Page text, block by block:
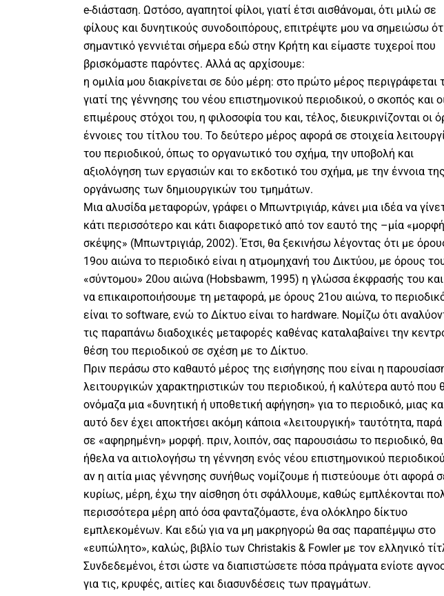
e-διάσταση. Ωστόσο, αγαπητοί φίλοι, γιατί έτσι αισθάνομαι, ότι μιλώ σε
φίλους και δυνητικούς συνοδοιπόρους, επιτρέψτε μου να σημειώσω
σημαντικό γεννιέται σήμερα εδώ στην Κρήτη και είμαστε τυχεροί που
βρισκόμαστε παρόντες. Αλλά ας αρχίσουμε:
η ομιλία μου διακρίνεται σε δύο μέρη: στο πρώτο μέρος περιγράφεται
γιατί της γέννησης του νέου επιστημονικού περιοδικού, ο σκοπός και
επιμέρους στόχοι του, η φιλοσοφία του και, τέλος, διευκρινίζονται οι
έννοιες του τίτλου του. Το δεύτερο μέρος αφορά σε στοιχεία
του περιοδικού, όπως το οργανωτικό του σχήμα, την υποβολή και
αξιολόγηση των εργασιών και το εκδοτικό του σχήμα, με την έννοια της
οργάνωσης των δημιουργικών του τμημάτων.
Μια αλυσίδα μεταφορών, γράφει ο Μπωντριγιάρ, κάνει μια ιδέα να
κάτι περισσότερο και κάτι διαφορετικό από τον εαυτό της –μία «μορφή
σκέψης» (Μπωντριγιάρ, 2002). Έτσι, θα ξεκινήσω λέγοντας ότι με
19ου αιώνα το περιοδικό είναι η ατμομηχανή του Δικτύου, με όρους
«σύντομου» 20ου αιώνα (Hobsbawm, 1995) η γλώσσα έκφρασής του και
να επικαιροποιήσουμε τη μεταφορά, με όρους 21ου αιώνα, το
είναι το software, ενώ το Δίκτυο είναι το hardware. Νομίζω ότι
τις παραπάνω διαδοχικές μεταφορές καθένας καταλαβαίνει την
θέση του περιοδικού σε σχέση με το Δίκτυο.
Πριν περάσω στο καθαυτό μέρος της εισήγησης που είναι η
λειτουργικών χαρακτηριστικών του περιοδικού, ή καλύτερα αυτό που
ονόμαζα μια «δυνητική ή υποθετική αφήγηση» για το περιοδικό, μιας
αυτό δεν έχει αποκτήσει ακόμη κάποια «λειτουργική» ταυτότητα,
σε «αφηρημένη» μορφή. πριν, λοιπόν, σας παρουσιάσω το περιοδικό, θα
ήθελα να αιτιολογήσω τη γέννηση ενός νέου επιστημονικού
αν η αιτία μιας γέννησης συνήθως νομίζουμε ή πιστεύουμε ότι αφορά
κυρίως, μέρη, έχω την αίσθηση ότι σφάλλουμε, καθώς εμπλέκονται
περισσότερα μέρη από όσα φανταζόμαστε, ένα ολόκληρο δίκτυο
εμπλεκομένων. Και εδώ για να μη μακρηγορώ θα σας παραπέμψω στο
«ευπώλητο», καλώς, βιβλίο των Christakis & Fowler με τον ελληνικό
Συνδεδεμένοι, έτσι ώστε να διαπιστώσετε πόσα πράγματα ενίοτε
για τις, κρυφές, αιτίες και διασυνδέσεις των πραγμάτων.